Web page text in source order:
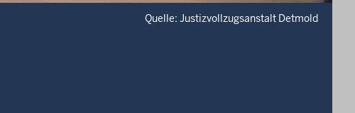
Quelle: Justizvollzugsanstalt Detmold